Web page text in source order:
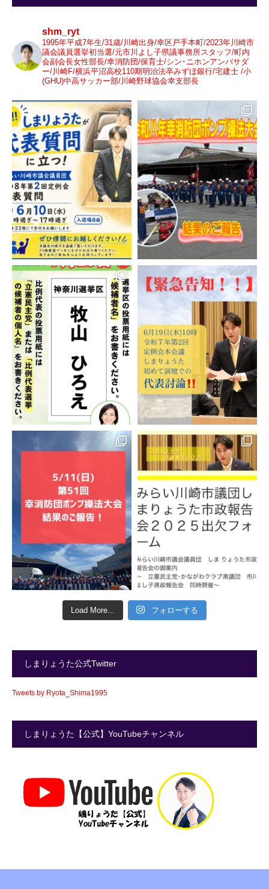
shm_ryt
1995年平成7年生/31歳/川崎出身/幸区戸手本町/2023年川崎市
議会議員選挙初当選/元市川よし子県議事務所スタッフ/町内
会副会長女性部長/幸消防団/保育士/シン･ニホンアンバサダ
ー/川崎F/横浜平沼高校110期明治法卒みずほ銀行/宅建士 /小
(GHU)中高サッカー部/川崎野球協会幸支部長
Load More... フォローする
しまりょうた公式Twitter
Tweets by Ryota_Shima1995
しまりょうた【公式】YouTubeチャンネル